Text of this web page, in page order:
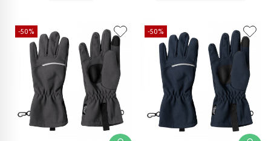
-50% -50%